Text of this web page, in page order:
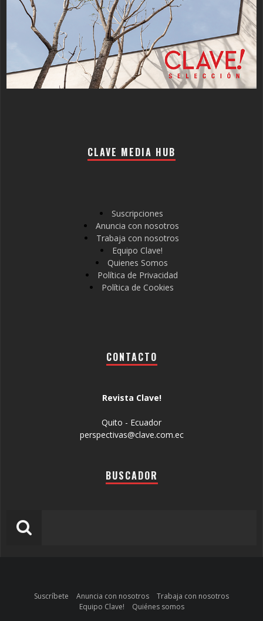
CLAVE MEDIA HUB
Suscripciones
Anuncia con nosotros
Trabaja con nosotros
Equipo Clave!
Quienes Somos
Política de Privacidad
Política de Cookies
CONTACTO
Revista Clave!
Quito - Ecuador
perspectivas@clave.com.ec
BUSCADOR
Suscríbete Anuncia con nosotros
Trabaja con nosotros
Equipo Clave!
Quiénes somos